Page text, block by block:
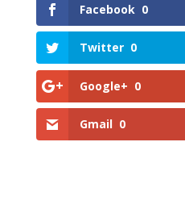
Facebook 0
Twitter 0
Google+ 0
Gmail 0